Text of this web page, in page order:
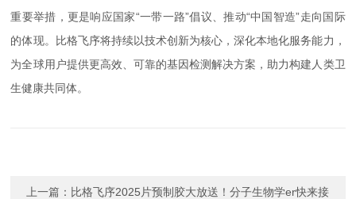
重要举措，更是响应国家“一带一路”倡议、推动“中国智造”走向国际
的体现。比格飞序将持续以技术创新为核心，深化本地化服务能力，
为全球用户提供更高效、可靠的基因检测解决方案，助力构建人类卫
生健康共同体。
上一篇： 比格飞序2025片预制胶大放送！分子生物学er快来接